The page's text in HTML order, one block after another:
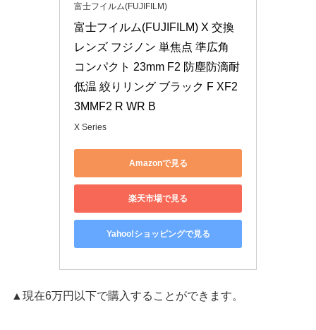
富士フイルム(FUJIFILM)
富士フイルム(FUJIFILM) X 交換
レンズ フジノン 単焦点 準広角
コンパクト 23mm F2 防塵防滴耐
低温 絞りリング ブラック F XF2
3MMF2 R WR B
X Series
Amazonで見る
楽天市場で見る
Yahoo!ショッピングで見る
▲現在6万円以下で購入することができます。